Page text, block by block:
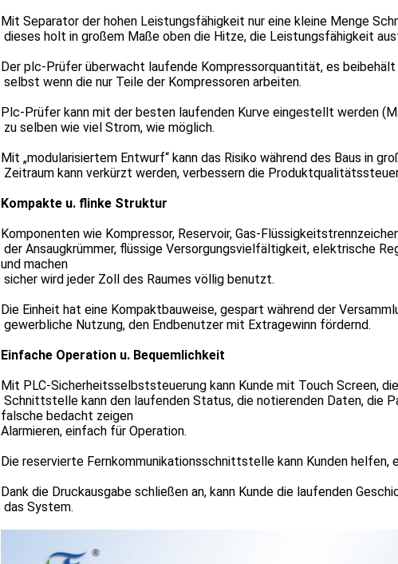
Mit Separator der hohen Leistungsfähigkeit nur eine kleine Menge
dieses holt in großem Maße oben die Hitze, die Leistungsfähigkeit
Der plc-Prüfer überwacht laufende Kompressorquantität, es beibehält
selbst wenn die nur Teile der Kompressoren arbeiten.
Plc-Prüfer kann mit der besten laufenden Kurve eingestellt werden
zu selben wie viel Strom, wie möglich.
Mit „modularisiertem Entwurf“ kann das Risiko während des Baus in
Zeitraum kann verkürzt werden, verbessern die
Kompakte u. flinke Struktur
Komponenten wie Kompressor, Reservoir, Gas-
der Ansaugkrümmer, flüssige Versorgungsvielfältigkeit, elektrische
und machen
sicher wird jeder Zoll des Raumes völlig benutzt.
Die Einheit hat eine Kompaktbauweise, gespart während der
gewerbliche Nutzung, den Endbenutzer mit Extragewinn fördernd.
Einfache Operation u. Bequemlichkeit
Mit PLC-Sicherheitsselbststeuerung kann Kunde mit Touch Screen,
Schnittstelle kann den laufenden Status, die notierenden Daten, die
falsche bedacht zeigen
Alarmieren, einfach für Operation.
Die reservierte Fernkommunikationsschnittstelle kann Kunden helfen,
Dank die Druckausgabe schließen an, kann Kunde die laufenden
das System.